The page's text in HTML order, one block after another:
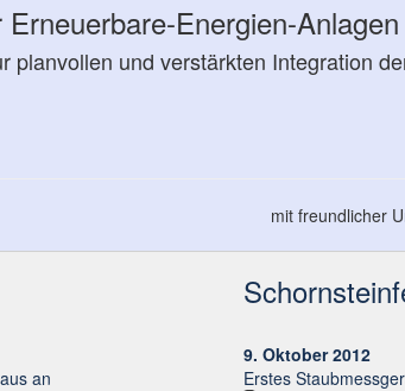
Energien-
planvollen und verstärkten Integration
mit freundlicher
an
9. Oktober 2012
Erstes